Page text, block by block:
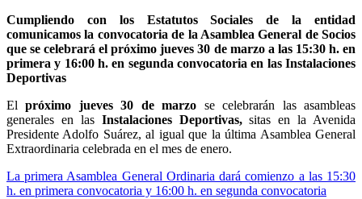
Cumpliendo con los Estatutos Sociales de la entidad
comunicamos la convocatoria de la Asamblea General de Socios
que se celebrará el próximo jueves 30 de marzo a las 15:30 h. en
primera y 16:00 h. en segunda convocatoria en las Instalaciones
Deportivas
Elpróximo jueves 30 de marzo se celebrarán las asambleas
generales en las Instalaciones Deportivas,sitas en la Avenida
Presidente Adolfo Suárez, al igual que la última Asamblea General
Extraordinaria celebrada en el mes de enero.
La primera Asamblea General Ordinaria dará comienzo a las 15:30
h. en primera convocatoria y 16:00 h. en segunda convocatoria